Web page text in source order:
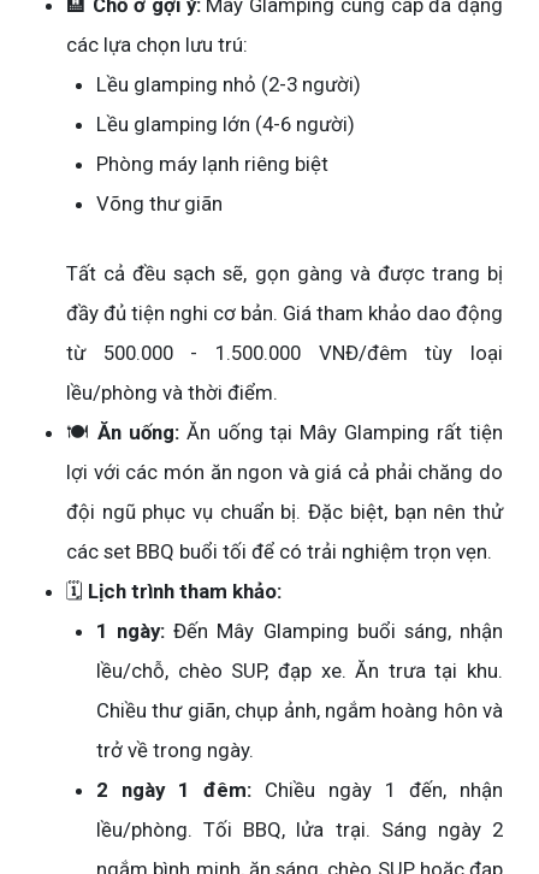
các lựa chọn lưu trú:
Lều glamping nhỏ (2-3 người)
Lều glamping lớn (4-6 người)
Phòng máy lạnh riêng biệt
Võng thư giãn
Tất cả đều sạch sẽ, gọn gàng và được trang bị
đầy đủ tiện nghi cơ bản. Giá tham khảo dao động
từ 500.000 - 1.500.000 VNĐ/đêm tùy loại
lều/phòng và thời điểm.
🍽️ Ăn uống:Ăn uống tại Mây Glamping rất tiện
lợi với các món ăn ngon và giá cả phải chăng do
đội ngũ phục vụ chuẩn bị. Đặc biệt, bạn nên thử
các set BBQ buổi tối để có trải nghiệm trọn vẹn.
🗓️ Lịch trình tham khảo:
1 ngày: Đến Mây Glamping buổi sáng, nhận
lều/chỗ, chèo SUP, đạp xe. Ăn trưa tại khu.
Chiều thư giãn, chụp ảnh, ngắm hoàng hôn và
trở về trong ngày.
2 ngày 1 đêm: Chiều ngày 1 đến, nhận
lều/phòng. Tối BBQ, lửa trại. Sáng ngày 2
ngắm bình minh, ăn sáng, chèo SUP hoặc đạp